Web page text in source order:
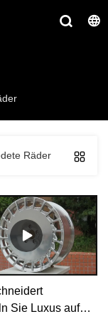
Räder
Sie Luxus auf